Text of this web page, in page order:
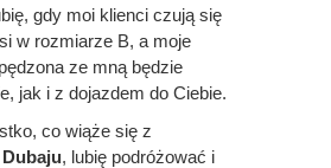
gdy moi klienci czują się
w rozmiarze B, a moje
ze mną będzie
jak i z dojazdem do Ciebie.
co wiąże się z
, lubię podróżować i